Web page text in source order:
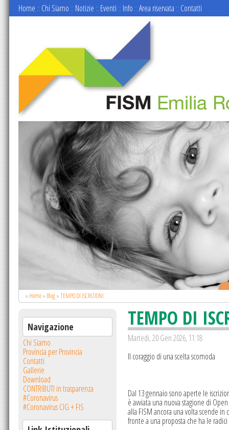
Home :: Chi Siamo :: Notizie :: Eventi :: Info ::Area riservata :: Contatti
» Home» Blog»TEMPO DI ISCRIZIONI
TEMPO DI
Martedi, 20 Gen 2026, 11:18
Il coraggio di una scelta scomoda
Dal 13 gennaio sono aperte le
è avviata una nuova stagione di
alla FISM ancora una volta scende
fronte a una proposta che ha le
Navigazione
Chi Siamo
Provincia per Provincia
Contatti
Gallerie
Download
CONTRIBUTI in trasparenza
#Coronavirus
#Coronavirus CIG + FIS